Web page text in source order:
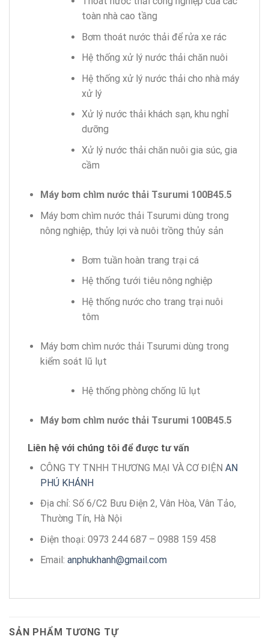
toàn nhà cao tầng
Bơm thoát nước thải để rửa xe rác
Hệ thống xử lý nước thải chăn nuôi
Hệ thống xử lý nước thải cho nhà máy
xử lý
Xử lý nước thải khách sạn, khu nghỉ
dưỡng
Xử lý nước thải chăn nuôi gia súc, gia
cầm
Máy bơm chìm nước thải Tsurumi 100B45.5
Máy bơm chìm nước thải Tsurumi dùng trong
nông nghiệp, thủy lợi và nuôi trồng thủy sản
Bơm tuần hoàn trang trại cá
Hệ thống tưới tiêu nông nghiệp
Hệ thống nước cho trang trại nuôi
tôm
Máy bơm chìm nước thải Tsurumi dùng trong
kiểm soát lũ lụt
Hệ thống phòng chống lũ lụt
Máy bơm chìm nước thải Tsurumi 100B45.5
Liên hệ với chúng tôi để được tư vấn
CÔNG TY TNHH THƯƠNG MẠI VÀ CƠ ĐIỆN AN
PHÚ KHÁNH
Địa chỉ: Số 6/C2 Bưu Điện 2, Vân Hòa, Vân Tảo,
Thường Tín, Hà Nội
Điện thoại: 0973 244 687 – 0988 159 458
Email: anphukhanh@gmail.com
SẢN PHẨM TƯƠNG TỰ